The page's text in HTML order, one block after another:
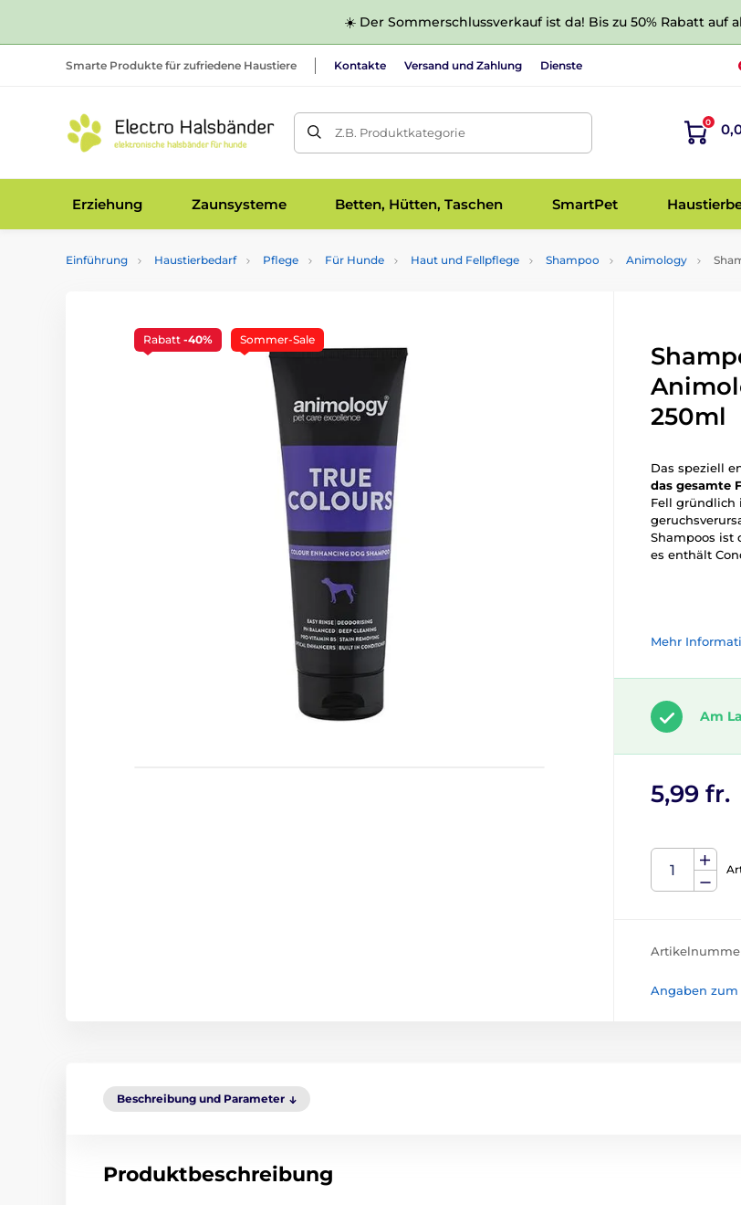
☀️ Der Sommerschlussverkauf ist da! Bis zu 50% Rabatt auf
Smarte Produkte für zufriedene Haustiere Kontakte Versand und Zahlung Dienste
Z.B. Produktkategorie
0
Erziehung Zaunsysteme Betten, Hütten, Taschen SmartPet
Einführung Haustierbedarf Pflege Für Hunde Haut und Fellpflege Shampoo Animology
Rabatt -40% Sommer-Sale
250ml
Das speziell
das gesamte
Fell gründlich
Shampoos ist
es enthält
Mehr
Am
5,99 fr.
Angaben zum
Beschreibung und Parameter
Produktbeschreibung